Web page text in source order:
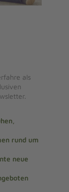
als
rund um
neue